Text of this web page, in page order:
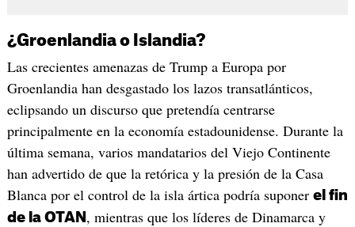
¿Groenlandia o Islandia?
Las crecientes amenazas de Trump a Europa por
Groenlandia han desgastado los lazos transatlánticos,
eclipsando un discurso que pretendía centrarse
principalmente en la economía estadounidense. Durante la
última semana, varios mandatarios del Viejo Continente
han advertido de que la retórica y la presión de la Casa
Blanca por el control de la isla ártica podría suponer el fin
de la OTAN , mientras que los líderes de Dinamarca y